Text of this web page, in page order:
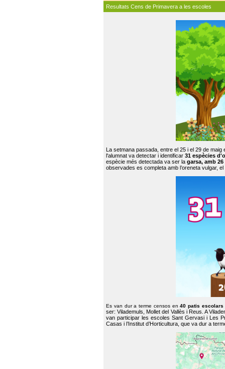
Resultats Cens de Primavera a les escoles
La setmana passada, entre el 25 i el 29 de
l'alumnat va detectar i identificar 31 espècies
espècie més detectada va ser la garsa, amb
observades es completa amb l’oreneta vulgar,
Es van dur a terme censos en40 patis escolars
ser: Vilademuls, Mollet del Vallès i Reus. A
van participar les escoles Sant Gervasi i Les
Casas i l’Institut d’Horticultura, que va dur a